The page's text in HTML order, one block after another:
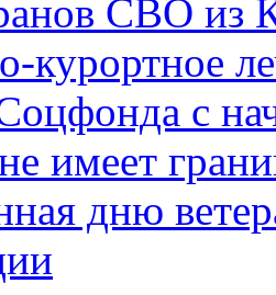
СВО из
курортное
с
имеет
дню